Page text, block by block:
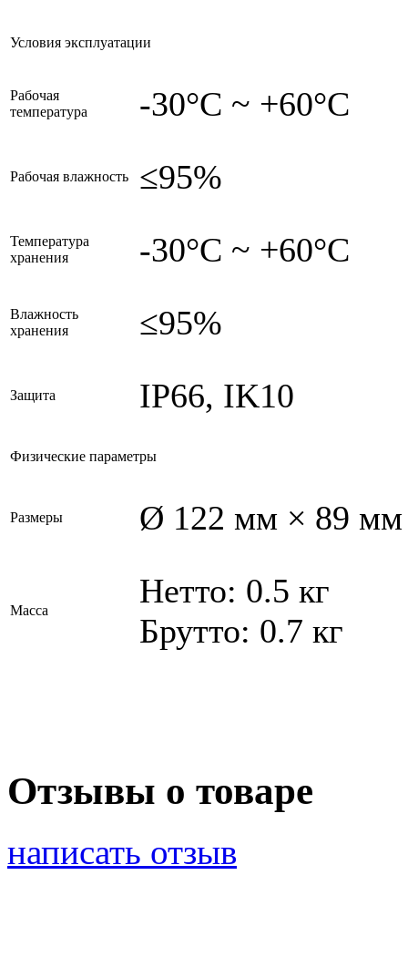
Условия эксплуатации
Рабочая
температура
-30°C ~ +60°C
Рабочая влажность ≤95%
Температура
хранения
-30°C ~ +60°C
Влажность
хранения
≤95%
Защита IP66, IK10
Физические параметры
Размеры Ø 122 мм × 89 мм
Масса
Нетто: 0.5 кг
Брутто: 0.7 кг
Отзывы о товаре
написать отзыв